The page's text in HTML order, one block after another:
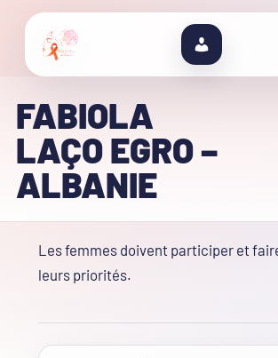
FABIOLA
LAÇO EGRO –
ALBANIE
Les femmes doivent participer et
leurs priorités.